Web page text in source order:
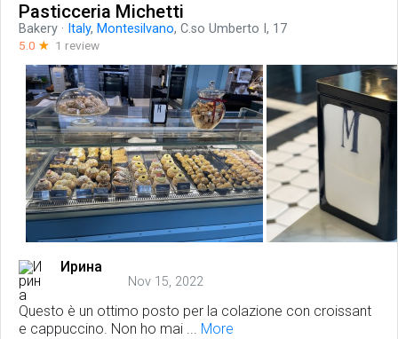
Pasticceria Michetti
Bakery · Italy, Montesilvano, C.so Umberto I, 17
5.0 ☆ 1 review
Ирина
Nov 15, 2022
Questo è un ottimo posto per la colazione con croissant
e cappuccino. Non ho mai ... More